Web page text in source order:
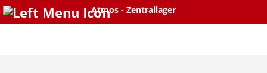
Atmos - Zentrallager